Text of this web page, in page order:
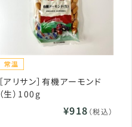
［アリサン］有機アーモンド
（生）100g
¥918 （税込）